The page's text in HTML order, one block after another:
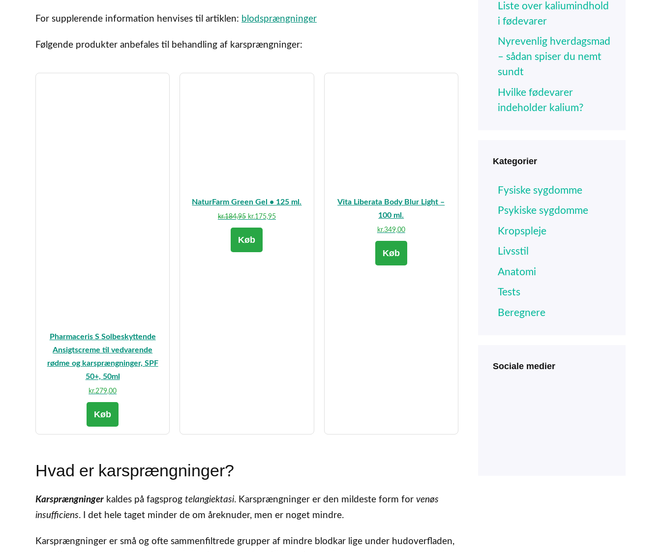
For supplerende information henvises til artiklen: blodsprængninger
Følgende produkter anbefales til behandling af karsprængninger:
Pharmaceris S Solbeskyttende
Ansigtscreme til vedvarende
rødme og karsprængninger, SPF
50+, 50ml
kr.279,00
Køb
NaturFarm Green Gel • 125 ml.
kr.184,95 Den
oprindelige
pris
kr.175,95Den
Køb
Vita Liberata Body Blur Light –
100 ml.
kr.349,00
Køb
Hvad er karsprængninger?
Karsprængninger kaldes på fagsprog telangiektasi. Karsprængninger er den mildeste form for venøs
insufficiens. I det hele taget minder de om åreknuder, men er noget mindre.
Karsprængninger er små og ofte sammenfiltrede grupper af mindre blodkar lige under hudoverfladen,
Liste over kaliumindhold
i fødevarer
Nyrevenlig hverdagsmad
– sådan spiser du nemt
sundt
Hvilke fødevarer
indeholder kalium?
Kategorier
Fysiske sygdomme
Psykiske sygdomme
Kropspleje
Livsstil
Anatomi
Tests
Beregnere
Sociale medier